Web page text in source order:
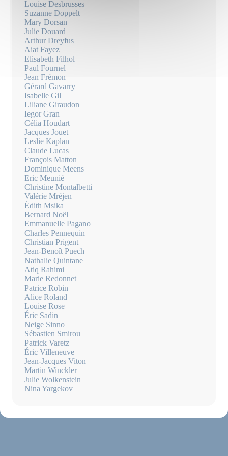
Louise Desbrusses
Suzanne Doppelt
Mary Dorsan
Julie Douard
Arthur Dreyfus
Aiat Fayez
Elisabeth Filhol
Paul Fournel
Jean Frémon
Gérard Gavarry
Isabelle Gil
Liliane Giraudon
Iegor Gran
Célia Houdart
Jacques Jouet
Leslie Kaplan
Claude Lucas
François Matton
Dominique Meens
Eric Meunié
Christine Montalbetti
Valérie Mréjen
Édith Msika
Bernard Noël
Emmanuelle Pagano
Charles Pennequin
Christian Prigent
Jean-Benoît Puech
Nathalie Quintane
Atiq Rahimi
Marie Redonnet
Patrice Robin
Alice Roland
Louise Rose
Éric Sadin
Neige Sinno
Sébastien Smirou
Patrick Varetz
Éric Villeneuve
Jean-Jacques Viton
Martin Winckler
Julie Wolkenstein
Nina Yargekov